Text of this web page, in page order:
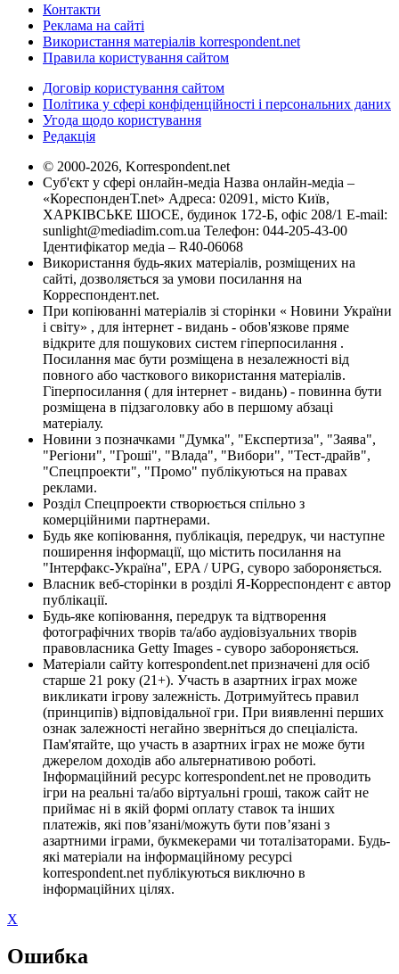
Контакти
Реклама на сайті
Використання матеріалів korrespondent.net
Правила користування сайтом
Договір користування сайтом
Політика у сфері конфіденційності і персональних даних
Угода щодо користування
Редакція
© 2000-2026, Korrespondent.net
Суб'єкт у сфері онлайн-медіа Назва онлайн-медіа –
«КореспонденТ.net» Адреса: 02091, місто Київ,
ХАРКІВСЬКЕ ШОСЕ, будинок 172-Б, офіс 208/1 E-mail:
sunlight@mediadim.com.ua Телефон: 044-205-43-00
Ідентифікатор медіа – R40-06068
Використання будь-яких матеріалів, розміщених на
сайті, дозволяється за умови посилання на
Корреспондент.net.
При копіюванні матеріалів зі сторінки « Новини України
і світу» , для інтернет - видань - обов'язкове пряме
відкрите для пошукових систем гіперпосилання .
Посилання має бути розміщена в незалежності від
повного або часткового використання матеріалів.
Гіперпосилання ( для інтернет - видань) - повинна бути
розміщена в підзаголовку або в першому абзаці
матеріалу.
Новини з позначками "Думка", "Експертиза", "Заява",
"Регіони", "Гроші", "Влада", "Вибори", "Тест-драйв",
"Спецпроекти", "Промо" публікуються на правах
реклами.
Розділ Спецпроекти створюється спільно з
комерційними партнерами.
Будь яке копіювання, публікація, передрук, чи наступне
поширення інформації, що містить посилання на
"Інтерфакс-Україна", EPA / UPG, суворо забороняється.
Власник веб-сторінки в розділі Я-Корреспондент є автор
публікації.
Будь-яке копіювання, передрук та відтворення
фотографічних творів та/або аудіовізуальних творів
правовласника Getty Images - суворо забороняється.
Матеріали сайту korrespondent.net призначені для осіб
старше 21 року (21+). Участь в азартних іграх може
викликати ігрову залежність. Дотримуйтесь правил
(принципів) відповідальної гри. При виявленні перших
ознак залежності негайно зверніться до спеціаліста.
Пам'ятайте, що участь в азартних іграх не може бути
джерелом доходів або альтернативою роботі.
Інформаційний ресурс korrespondent.net не проводить
ігри на реальні та/або віртуальні гроші, також сайт не
приймає ні в якій формі оплату ставок та інших
платежів, які пов’язані/можуть бути пов’язані з
азартними іграми, букмекерами чи тоталізаторами. Будь-
які матеріали на інформаційному ресурсі
korrespondent.net публікуються виключно в
інформаційних цілях.
X
Ошибка